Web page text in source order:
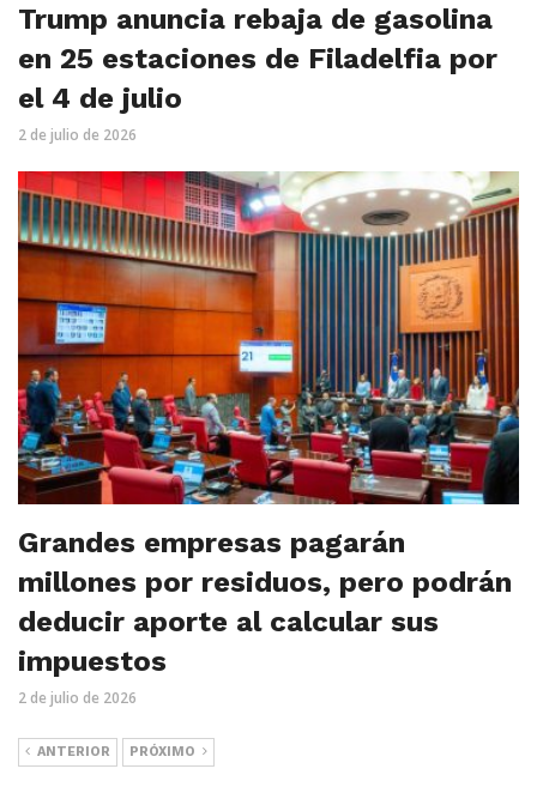
Trump anuncia rebaja de gasolina
en 25 estaciones de Filadelfia por
el 4 de julio
2 de julio de 2026
Grandes empresas pagarán
millones por residuos, pero podrán
deducir aporte al calcular sus
impuestos
2 de julio de 2026
ANTERIOR PRÓXIMO